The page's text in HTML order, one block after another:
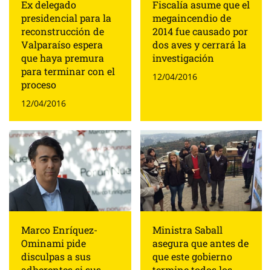
Ex delegado
presidencial para la
reconstrucción de
Valparaíso espera
que haya premura
para terminar con el
proceso
12/04/2016
Fiscalía asume que el
megaincendio de
2014 fue causado por
dos aves y cerrará la
investigación
12/04/2016
Marco Enríquez-
Ominami pide
disculpas a sus
Ministra Saball
asegura que antes de
que este gobierno